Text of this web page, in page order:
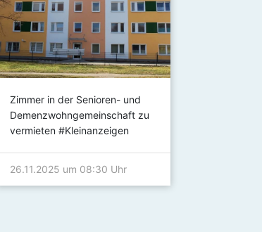
Zimmer in der Senioren- und
Demenzwohngemeinschaft zu
vermieten #Kleinanzeigen
26.11.2025 um 08:30 Uhr